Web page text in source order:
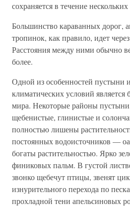
сохраняется в течение
Большинство караванных дорог,
тропинок, как правило, идет
Расстояния между ними обычно
более.
Одной из особенностей пустыни
климатических условий является
мира. Некоторые районы
щебенистые, глинистые и
полностью лишены
постоянных водоисточников —
богаты растительностью. Ярко
финиковых пальм. В густой
звонко щебечут птицы, звенят
изнурительного перехода по
прохладной тени апельсиновых